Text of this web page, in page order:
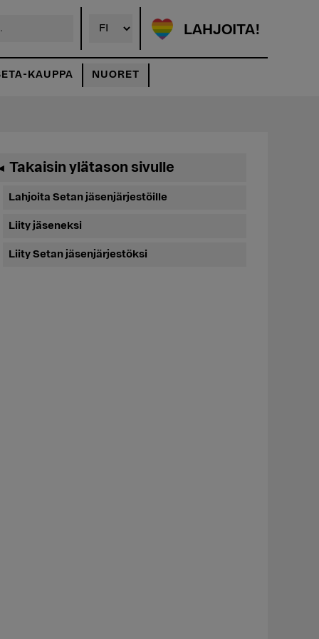
LAHJOITA!
KAUPPA NUORET
Takaisin ylätason sivulle
Lahjoita Setan jäsenjärjestöille
Liity jäseneksi
Liity Setan jäsenjärjestöksi